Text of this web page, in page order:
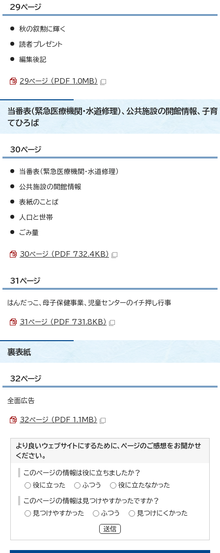
29ページ
秋の叙勲に輝く
読者プレゼント
編集後記
29ページ （PDF 1.0MB）
当番表（緊急医療機関・水道修理）、公共施設の開館情報、子育
てひろば
30ページ
当番表（緊急医療機関・水道修理）
公共施設の開館情報
表紙のことば
人口と世帯
ごみ量
30ページ （PDF 732.4KB）
31ページ
はんだっこ、母子保健事業、児童センターのイチ押し行事
31ページ （PDF 731.8KB）
裏表紙
32ページ
全面広告
32ページ （PDF 1.1MB）
より良いウェブサイトにするために、ページのご感想をお聞かせ
ください。
このページの情報は役に立ちましたか？
役に立った
ふつう 役に立たなかった
このページの情報は見つけやすかったですか？
見つけやすかった
ふつう 見つけにくかった
送信